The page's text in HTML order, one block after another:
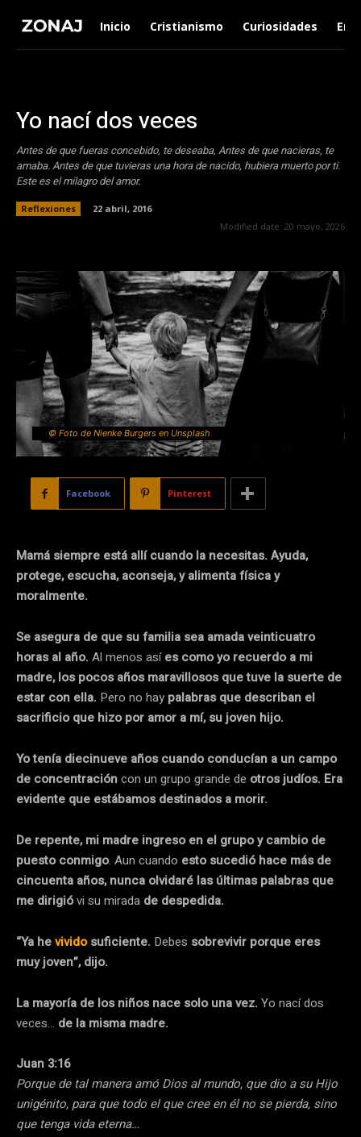
Inicio Cristianismo Curiosidades
Yo nací dos veces
Antes de que fueras concebido, te deseaba, Antes de que nacieras, te
amaba. Antes de que tuvieras una hora de nacido, hubiera muerto por ti.
Este es el milagro del amor.
Reflexiones
22 abril, 2016
Modified date: 20 mayo, 2026
© Foto de Nienke Burgers en Unsplash
Facebook Pinterest
Mamá siempre está allí cuando la necesitas. Ayuda,
protege, escucha, aconseja, y alimenta física y
moralmente.
Se asegura de que su familia sea amada veinticuatro
horas al año. Al menos asíes como yo recuerdo a mi
madre, los pocos años maravillosos que tuve la suerte de
estar con ella. Pero no hay palabras que describan el
sacrificio que hizo por amor a mí, su joven hijo.
Yo tenía diecinueve años cuando conducían a un campo
de concentracióncon un grupo grande de otros judíos. Era
evidente que estábamos destinados a morir.
De repente, mi madre ingreso en el grupo y cambio de
puesto conmigo. Aun cuando esto sucedió hace más de
cincuenta años, nunca olvidaré las últimas palabras que
me dirigióvi su mirada de despedida.
“Ya hevividosuficiente. Debes sobrevivir porque eres
muy joven”, dijo.
La mayoría de los niños nace solo una vez. Yo nací dos
veces… de la misma madre.
Juan 3:16
Porque de tal manera amó Dios al mundo, que dio a su Hijo
unigénito, para que todo el que cree en él no se pierda, sino
que tenga vida eterna…